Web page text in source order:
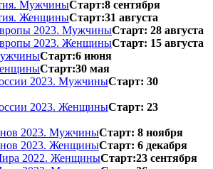
МужчиныСтарт:8 сентября
ЖенщиныСтарт:31 августа
2023. МужчиныСтарт: 28 августа
2023. ЖенщиныСтарт: 15 августа
Старт:6 июня
Старт:30 мая
2023. МужчиныСтарт: 30
2023. ЖенщиныСтарт: 23
2023. МужчиныСтарт: 8 ноября
2023. ЖенщиныСтарт: 6 декабря
2022. ЖенщиныСтарт:23 сентября